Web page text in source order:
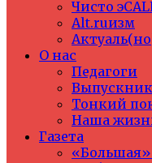
Чисто
Alt.ruизм
О нас
Педагоги
Тонкий
Наша
Газета
«Большая»